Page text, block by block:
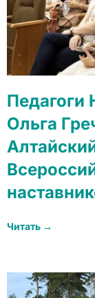
Педагоги
Ольга
Читать →